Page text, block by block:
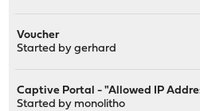
Voucher
Started bygerhard
Captive Portal - "Allowed IP
Started by monolitho